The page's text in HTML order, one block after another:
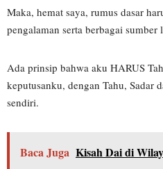
Maka, hemat saya, rumus dasar
pengalaman serta berbagai
Ada prinsip bahwa aku HARUS
keputusanku, dengan Tahu, Sadar
sendiri.
Baca Juga Kisah Dai di